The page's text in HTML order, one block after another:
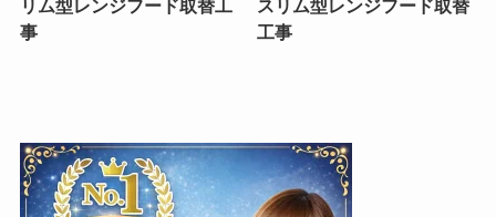
リム型レンジフード取替工
事
スリム型レンジフード取替
工事